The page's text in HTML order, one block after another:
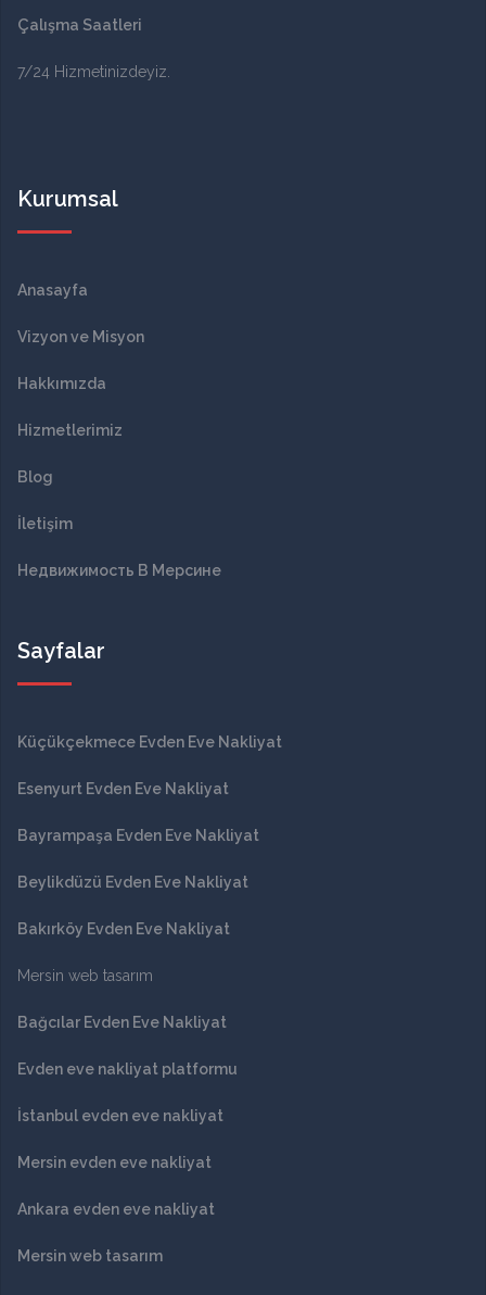
Çalışma Saatleri
7/24 Hizmetinizdeyiz.
Kurumsal
Anasayfa
Vizyon ve Misyon
Hakkımızda
Hizmetlerimiz
Blog
İletişim
Недвижимость В Мерсине
Sayfalar
Küçükçekmece Evden Eve Nakliyat
Esenyurt Evden Eve Nakliyat
Bayrampaşa Evden Eve Nakliyat
Beylikdüzü Evden Eve Nakliyat
Bakırköy Evden Eve Nakliyat
Mersin web tasarım
Bağcılar Evden Eve Nakliyat
Evden eve nakliyat platformu
İstanbul evden eve nakliyat
Mersin evden eve nakliyat
Ankara evden eve nakliyat
Mersin web tasarım